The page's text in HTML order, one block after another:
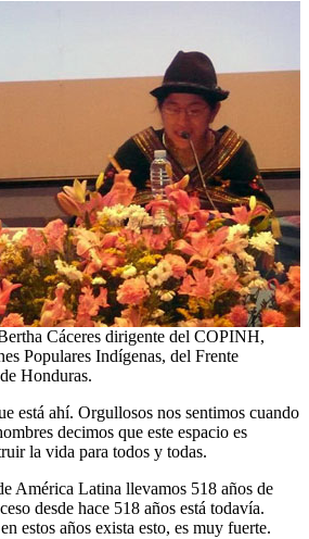
Cáceres dirigente del COPINH,
Populares Indígenas, del Frente
Honduras.
está ahí. Orgullosos nos sentimos cuando
decimos que este espacio es
la vida para todos y todas.
América Latina llevamos 518 años de
desde hace 518 años está todavía.
estos años exista esto, es muy fuerte.